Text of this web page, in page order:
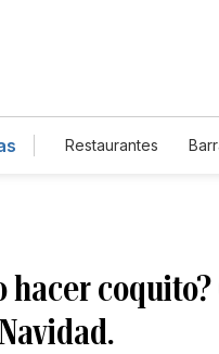
Restaurantes
hacer